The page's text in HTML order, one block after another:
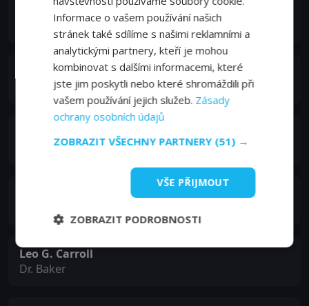
C. Aubrey Smith
Colonel Julyan
Melville Cooper
Coroner
Edythe Van Hopper
Leo G. Carroll
Dr. Baker
Informace o vašem používání našich
stránek také sdílíme s našimi reklamními a
analytickými partnery, kteří je mohou
kombinovat s dalšími informacemi, které
jste jim poskytli nebo které shromáždili při
vašem používání jejich služeb. Zásady
ochrany osobních údajů
ZOBRAZIT VŠECHNY PARTNERY (51) →
VŠE PŘIJMOUT
ZOBRAZIT PODROBNOSTI